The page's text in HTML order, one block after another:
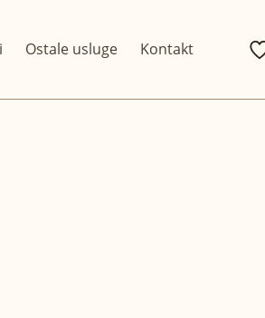
Ostale usluge Kontakt